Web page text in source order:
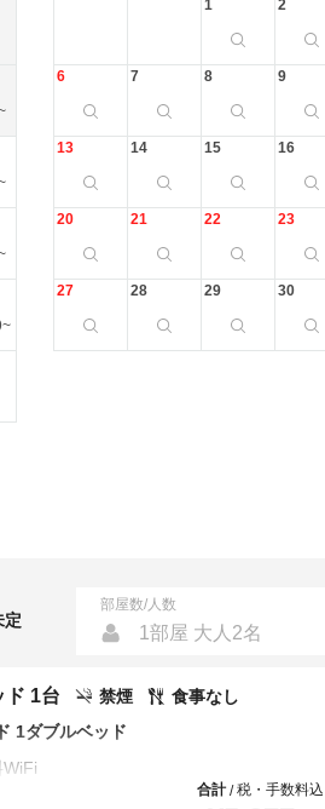
~
1 2
6 7 8 9
13 14 15 16
20 21 22 23
27 28 29 30
定
部屋数/人数
1部屋 大人2名
1ダブルベッド
禁煙 食事なし
ド 1台
合計/税・手数料込